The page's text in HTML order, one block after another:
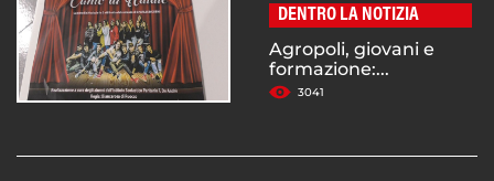
DENTRO LA NOTIZIA
Agropoli, giovani e
formazione:...
3041